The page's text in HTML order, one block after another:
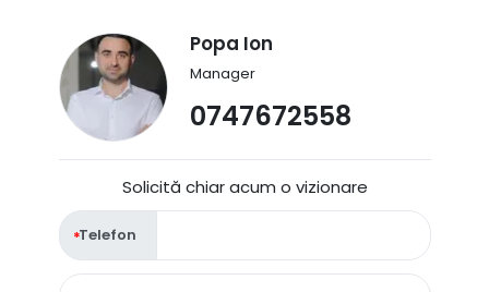
Popa Ion
Manager
0747672558
Solicită chiar acum o vizionare
Telefon